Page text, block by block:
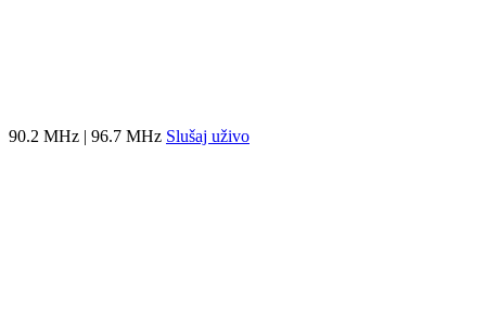
90.2 MHz | 96.7 MHz Slušaj uživo